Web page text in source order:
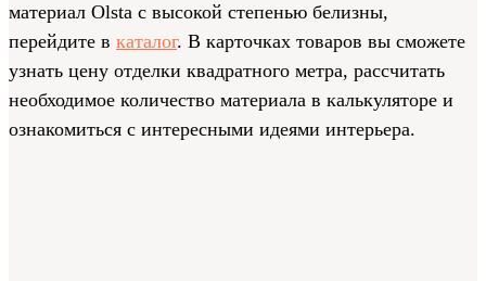
материал Olsta с высокой степенью белизны,
перейдите в каталог. В карточках товаров вы сможете
узнать цену отделки квадратного метра, рассчитать
необходимое количество материала в калькуляторе и
ознакомиться с интересными идеями интерьера.